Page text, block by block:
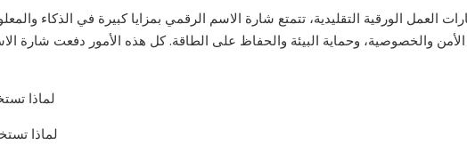
العمل الورقية التقليدية، تتمتع شارة الاسم الرقمي بمزايا كبيرة في الذكاء
والخصوصية، وحماية البيئة والحفاظ على الطاقة. كل هذه الأمور دفعت شارة